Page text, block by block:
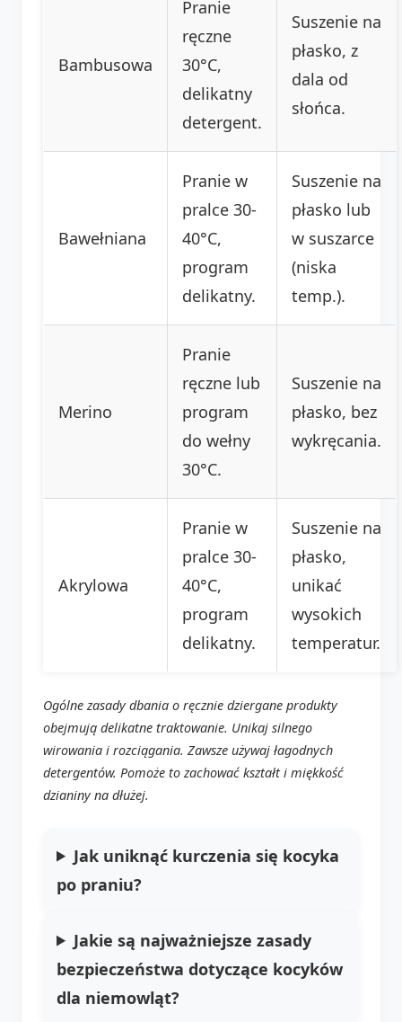
Bambusowa
Pranie
ręczne
30°C,
delikatny
detergent.
Suszenie na
płasko, z
dala od
słońca.
Bawełniana
Pranie w
pralce 30-
40°C,
program
delikatny.
Suszenie na
płasko lub
w suszarce
(niska
temp.).
Merino
Pranie
ręczne lub
program
do wełny
30°C.
Suszenie na
płasko, bez
wykręcania.
Akrylowa
Pranie w
pralce 30-
40°C,
program
delikatny.
Suszenie na
płasko,
unikać
wysokich
temperatur.
Ogólne zasady dbania o ręcznie dziergane produkty
obejmują delikatne traktowanie. Unikaj silnego
wirowania i rozciągania. Zawsze używaj łagodnych
detergentów. Pomoże to zachować kształt i miękkość
dzianiny na dłużej.
Jak uniknąć kurczenia się kocyka
po praniu?
Jakie są najważniejsze zasady
bezpieczeństwa dotyczące kocyków
dla niemowląt?